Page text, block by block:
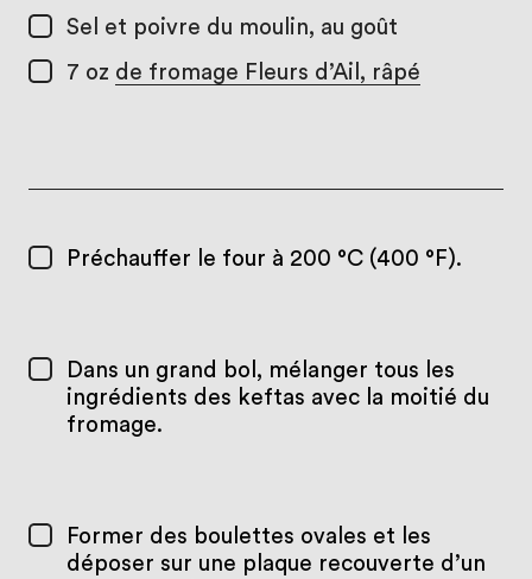
Sel et poivre du moulin, au goût
7 oz de fromage Fleurs d’Ail, râpé
Préchauffer le four à 200 °C (400 °F).
Dans un grand bol, mélanger tous les
ingrédients des keftas avec la moitié du
fromage.
Former des boulettes ovales et les
déposer sur une plaque recouverte d’un